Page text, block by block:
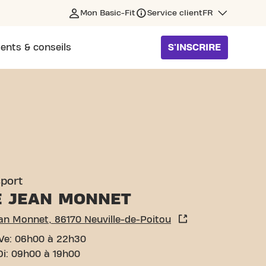
Mon Basic-Fit Service client FR
& conseils S'INSCRIRE
DE-POITOU
JEAN MONNET
Monnet, 86170 Neuville-de-Poitou
06h00 à 22h30
09h00 à 19h00